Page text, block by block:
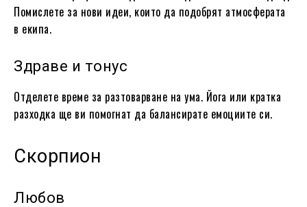
Помислете за нови идеи, които да подобрят атмосферата
в екипа.
Здраве и тонус
Отделете време за разтоварване на ума. Йога или кратка
разходка ще ви помогнат да балансирате емоциите си.
Скорпион
Любов